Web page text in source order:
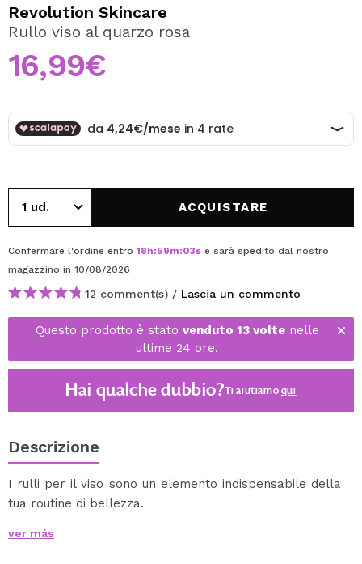
Creando un account su Maquibeauty.it potrai fare i tuoi
acquisti velocemente, controllare lo stato dei tuoi ordini e
consultare le tue operazioni precedenti.
CREARE UN ACCOUNT
Revolution Skincare
Rullo viso al quarzo rosa
16,99€
ACQUISTARE
Confermare l'ordine entro 18h:59m:02s e sarà spedito dal nostro
magazzino in 10/08/2026
12 comment(s) / Lascia un commento
Questo prodotto è stato venduto 13 voltenelle
ultime 24 ore.
Hai qualche dubbio?Ti aiutiamoqui
Descrizione
I rulli per il viso sono un elemento indispensabile della
tua routine di bellezza.
movimenti verso l'alto per stimolare il flusso sanguigno
ver más